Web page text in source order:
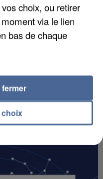
choix, ou retirer
via le lien
bas de chaque
choix